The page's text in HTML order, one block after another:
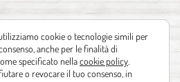
cookie o tecnologie simili per
anche per le finalità di
specificato nellacookie policy
o revocare il tuo consenso, in